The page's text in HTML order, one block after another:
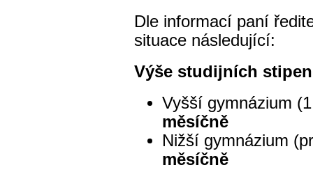
Dle informací paní
situace následující:
Výše studijních
Vyšší gymnázium
měsíčně
Nižší gymnázium
měsíčně